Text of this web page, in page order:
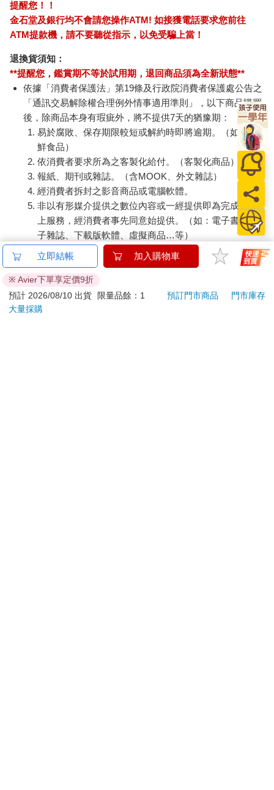
提醒您！！
金石堂及銀行均不會請您操作ATM! 如接獲電話要求您前往
ATM提款機，請不要聽從指示，以免受騙上當！
退換貨須知：
**提醒您，鑑賞期不等於試用期，退回商品須為全新狀態**
依據「消費者保護法」第19條及行政院消費者保護處公告之
「通訊交易解除權合理例外情事適用準則」，以下商品購買
後，除商品本身有瑕疵外，將不提供7天的猶豫期：
易於腐敗、保存期限較短或解約時即將逾期。（如：生
鮮食品）
依消費者要求所為之客製化給付。（客製化商品）
報紙、期刊或雜誌。（含MOOK、外文雜誌）
經消費者拆封之影音商品或電腦軟體。
非以有形媒介提供之數位內容或一經提供即為完成之線
上服務，經消費者事先同意始提供。（如：電子書、電
子雜誌、下載版軟體、虛擬商品…等）
已拆封之個人衛生用品。（如：內衣褲、刮鬍刀、除毛
若非上列種類商品，均享有到貨7天的猶豫期（含例假
日）。
辦理退換貨時，商品（組合商品恕無法接受單獨退貨）必須
立即結帳 加入購物車
※ Avier下單享定價9折
預計 2026/08/10 出貨
限量品餘：1 預訂門市商品
門市庫存
大量採購